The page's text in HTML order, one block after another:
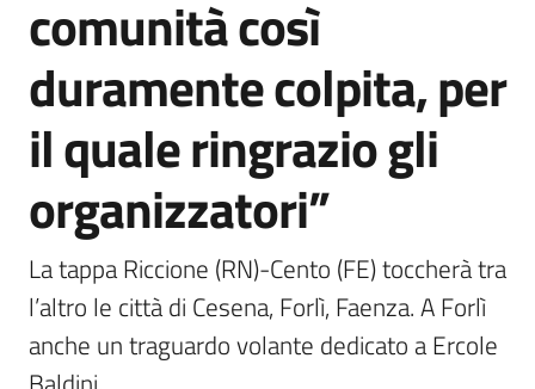
comunità così
duramente colpita, per
il quale ringrazio gli
organizzatori”
La tappa Riccione (RN)-Cento (FE) toccherà tra
l’altro le città di Cesena, Forlì, Faenza. A Forlì
anche un traguardo volante dedicato a Ercole